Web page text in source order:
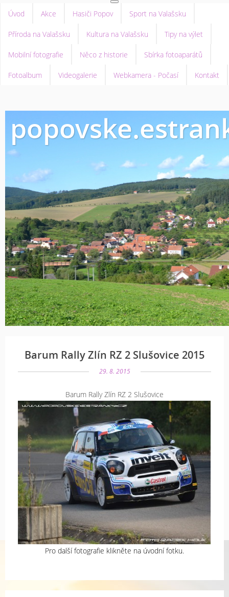
Úvod Akce Hasiči Popov Sport na Valašsku
Příroda na Valašsku Kultura na Valašsku Tipy na výlet
Mobilní fotografie Něco z historie Sbírka fotoaparátů
Fotoalbum Videogalerie Webkamera - Počasí Kontakt
Barum Rally Zlín RZ 2 Slušovice 2015
29. 8. 2015
Barum Rally Zlín RZ 2 Slušovice
Pro další fotografie klikněte na úvodní fotku.